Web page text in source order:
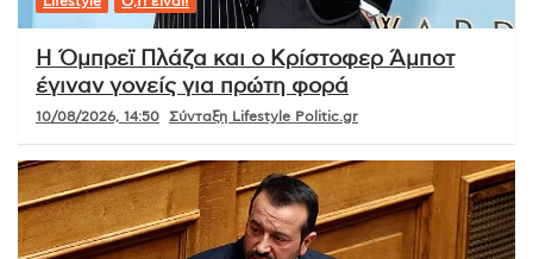
Η Όμπρεϊ Πλάζα και ο Κρίστοφερ Άμποτ
έγιναν γονείς για πρώτη φορά
10/08/2026, 14:50 Σύνταξη Lifestyle Politic.gr